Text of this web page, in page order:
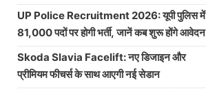
UP Police Recruitment 2026: यूपी पुलिस में
81,000 पदों पर होगी भर्ती, जानें कब शुरू होंगे आवेदन
Skoda Slavia Facelift: नए डिजाइन और
प्रीमियम फीचर्स के साथ आएगी नई सेडान